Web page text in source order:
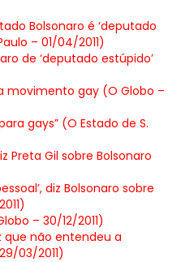
Bolsonaro é ‘deputado
– 01/04/2011)
de ‘deputado estúpido’
movimento gay (O Globo –
gays” (O Estado de S.
Preta Gil sobre Bolsonaro
diz Bolsonaro sobre
– 30/12/2011)
que não entendeu a
03/2011)